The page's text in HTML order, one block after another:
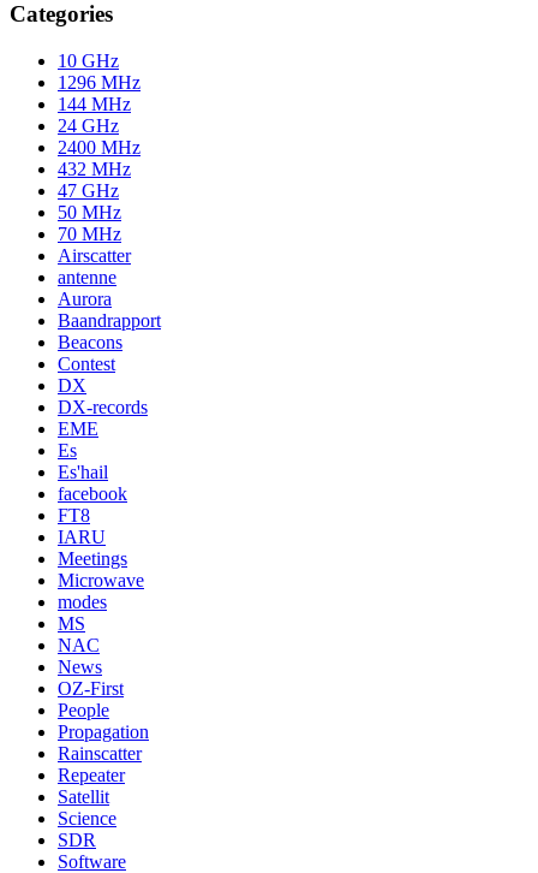
Categories
10 GHz
1296 MHz
144 MHz
24 GHz
2400 MHz
432 MHz
47 GHz
50 MHz
70 MHz
Airscatter
antenne
Aurora
Baandrapport
Beacons
Contest
DX
DX-records
EME
Es
Es'hail
facebook
FT8
IARU
Meetings
Microwave
modes
MS
NAC
News
OZ-First
People
Propagation
Rainscatter
Repeater
Satellit
Science
SDR
Software